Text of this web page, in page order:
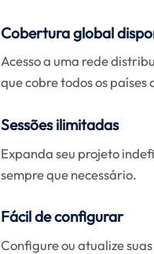
Cobertura global
Acesso a uma rede
que cobre todos os países
Sessões ilimitadas
Expanda seu projeto
sempre que necessário.
Fácil de configurar
Configure ou atualize